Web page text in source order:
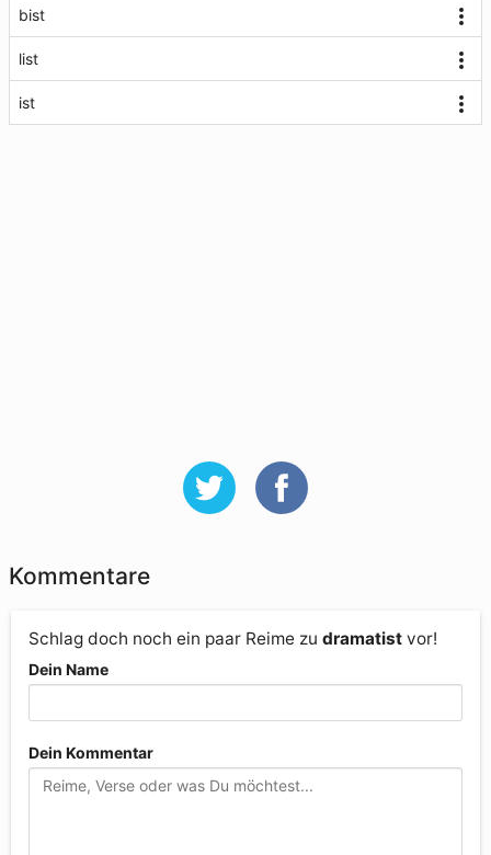
bist
list
ist
Kommentare
Schlag doch noch ein paar Reime zu dramatist vor!
Dein Name
Dein Kommentar